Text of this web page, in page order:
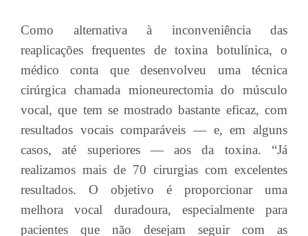
Como alternativa à inconveniência das
reaplicações frequentes de toxina botulínica, o
médico conta que desenvolveu uma técnica
cirúrgica chamada mioneurectomia do músculo
vocal, que tem se mostrado bastante eficaz, com
resultados vocais comparáveis — e, em alguns
casos, até superiores — aos da toxina. “Já
realizamos mais de 70 cirurgias com excelentes
resultados. O objetivo é proporcionar uma
melhora vocal duradoura, especialmente para
pacientes que não desejam seguir com as